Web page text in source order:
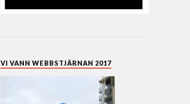
VI VANN WEBBSTJÄRNAN 2017